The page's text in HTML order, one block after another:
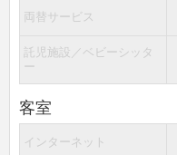
両替サービス
託児施設／ベビーシッタ
ー
客室
インターネット